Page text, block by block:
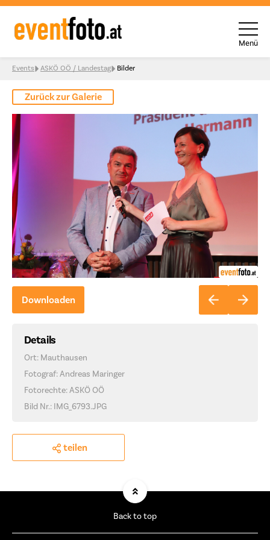
Skip to content
Menü
Events ASKÖ OÖ / Landestag Bilder
Zurück zur Galerie
Downloaden
Details
Ort: Mauthausen
Fotograf: Andreas Maringer
Fotorechte: ASKÖ OÖ
Bild Nr.: IMG_6793.JPG
teilen
Back to top